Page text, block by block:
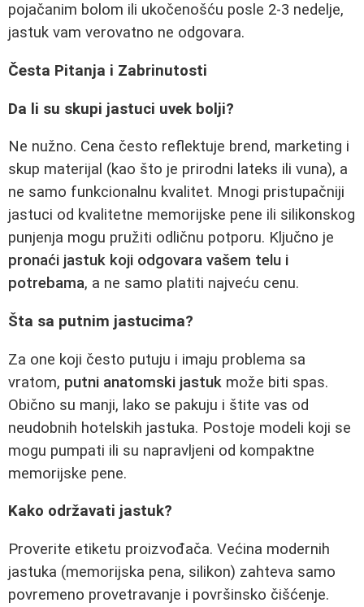
pojačanim bolom ili ukočenošću posle 2-3 nedelje,
jastuk vam verovatno ne odgovara.
Česta Pitanja i Zabrinutosti
Da li su skupi jastuci uvek bolji?
Ne nužno. Cena često reflektuje brend, marketing i
skup materijal (kao što je prirodni lateks ili vuna), a
ne samo funkcionalnu kvalitet. Mnogi pristupačniji
jastuci od kvalitetne memorijske pene ili silikonskog
punjenja mogu pružiti odličnu potporu. Ključno je
pronaći jastuk koji odgovara vašem telu i
potrebama, a ne samo platiti najveću cenu.
Šta sa putnim jastucima?
Za one koji često putuju i imaju problema sa
vratom, putni anatomski jastuk može biti spas.
Obično su manji, lako se pakuju i štite vas od
neudobnih hotelskih jastuka. Postoje modeli koji se
mogu pumpati ili su napravljeni od kompaktne
memorijske pene.
Kako održavati jastuk?
Proverite etiketu proizvođača. Većina modernih
jastuka (memorijska pena, silikon) zahteva samo
povremeno provetravanje i površinsko čišćenje.